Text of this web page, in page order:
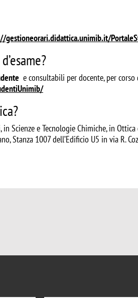
gestioneorari.didattica.unimib.it/
e consultabili per docente, per
Scienze e Tecnologie Chimiche, in
Stanza 1007 dell’Edificio U5 in via R.